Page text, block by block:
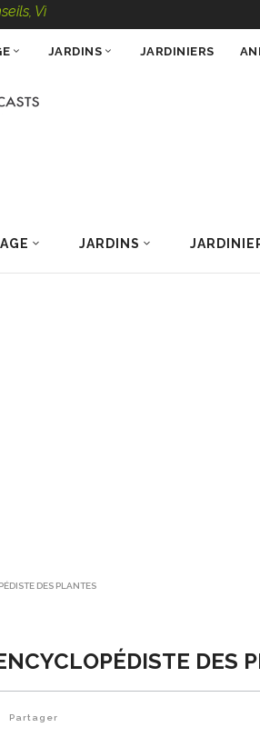
Podcasts – 100 % Nature
JARDINS
JARDINS JARDINIERS
DES PLANTES
DES
Partager